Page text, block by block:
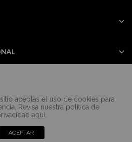
aceptas el uso de cookies para
Revisa nuestra política de
aquí.
ACEPTAR
reservados Casa
Cuesta ©2024